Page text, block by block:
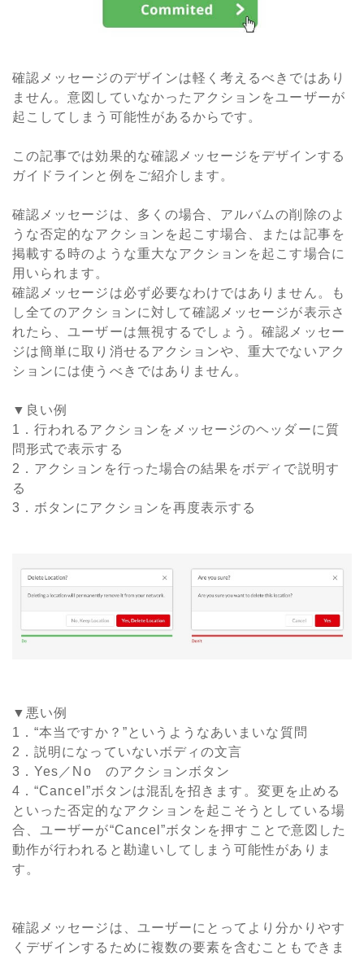
確認メッセージのデザインは軽く考えるべきではあり
ません。意図していなかったアクションをユーザーが
起こしてしまう可能性があるからです。
この記事では効果的な確認メッセージをデザインする
ガイドラインと例をご紹介します。
確認メッセージは、多くの場合、アルバムの削除のよ
うな否定的なアクションを起こす場合、または記事を
掲載する時のような重大なアクションを起こす場合に
用いられます。
確認メッセージは必ず必要なわけではありません。も
し全てのアクションに対して確認メッセージが表示さ
れたら、ユーザーは無視するでしょう。確認メッセー
ジは簡単に取り消せるアクションや、重大でないアク
ションには使うべきではありません。
▼良い例
1．行われるアクションをメッセージのヘッダーに質
問形式で表示する
2．アクションを行った場合の結果をボディで説明す
る
3．ボタンにアクションを再度表示する
▼悪い例
1．“本当ですか？”というようなあいまいな質問
2．説明になっていないボディの文言
3．Yes／No のアクションボタン
4．“Cancel”ボタンは混乱を招きます。変更を止める
といった否定的なアクションを起こそうとしている場
合、ユーザーが“Cancel”ボタンを押すことで意図した
動作が行われると勘違いしてしまう可能性がありま
す。
確認メッセージは、ユーザーにとってより分かりやす
くデザインするために複数の要素を含むこともできま